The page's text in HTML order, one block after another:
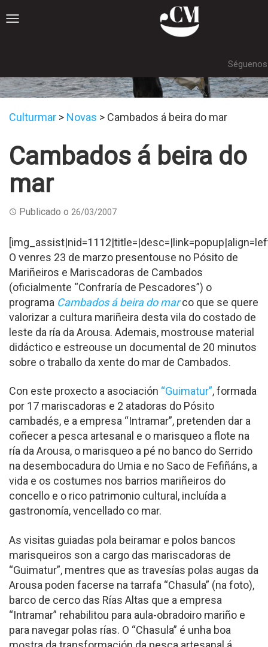
Toggle
Culturmar > Novas > Cambados á beira do mar
Cambados á beira do
mar
Publicado o 26/03/2007
O venres 23 de marzo presentouse no Pósito de
Mariñeiros e Mariscadoras de Cambados
(oficialmente “Confraría de Pescadores”) o
programa Cambados á beira do marco que se quere
valorizar a cultura mariñeira desta vila do costado de
leste da ría da Arousa. Ademais, mostrouse material
didáctico e estreouse un documental de 20 minutos
sobre o traballo da xente do mar de Cambados.
Con este proxecto a asociación “Guimatur”, formada
por 17 mariscadoras e 2 atadoras do Pósito
cambadés, e a empresa “Intramar”, pretenden dar a
coñecer a pesca artesanal e o marisqueo a flote na
ría da Arousa, o marisqueo a pé no banco do Serrido
na desembocadura do Umia e no Saco de Fefiñáns, a
vida e os costumes nos barrios mariñeiros do
concello e o rico patrimonio cultural, incluída a
gastronomía, vencellado co mar.
As visitas guiadas pola beiramar e polos bancos
marisqueiros son a cargo das mariscadoras de
“Guimatur”, mentres que as travesías polas augas da
Arousa poden facerse na tarrafa “Chasula” (na foto),
barco de cerco das Rías Altas que a empresa
“Intramar” rehabilitou para aula-obradoiro mariño e
para navegar polas rías. O “Chasula” é unha boa